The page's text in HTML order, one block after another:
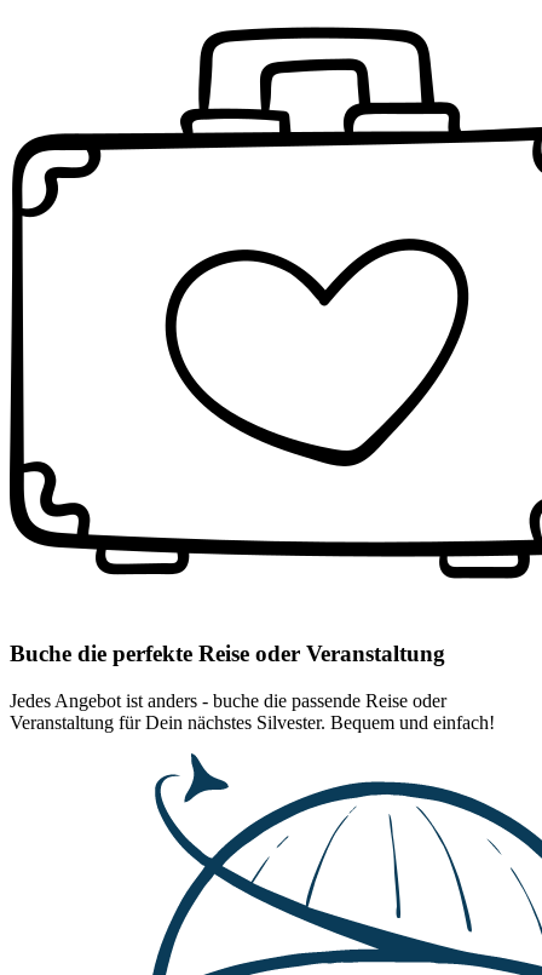
Buche die perfekte Reise oder Veranstaltung
Jedes Angebot ist anders - buche die passende Reise oder
Veranstaltung für Dein nächstes Silvester. Bequem und einfach!